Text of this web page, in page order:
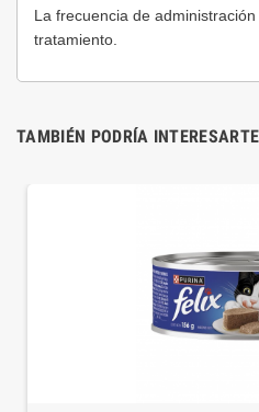
La frecuencia de
tratamiento.
TAMBIÉN PODRÍA INTERESARTE